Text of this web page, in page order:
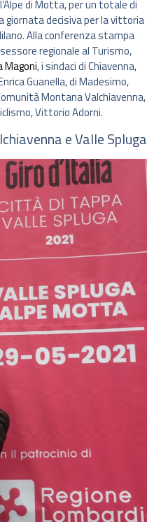
di Motta, per un totale di
giornata decisiva per la vittoria
Alla conferenza stampa
regionale al Turismo,
Magoni, i sindaci di Chiavenna,
Guanella, di Madesimo,
Montana Valchiavenna,
Vittorio Adorni.
e Valle Spluga